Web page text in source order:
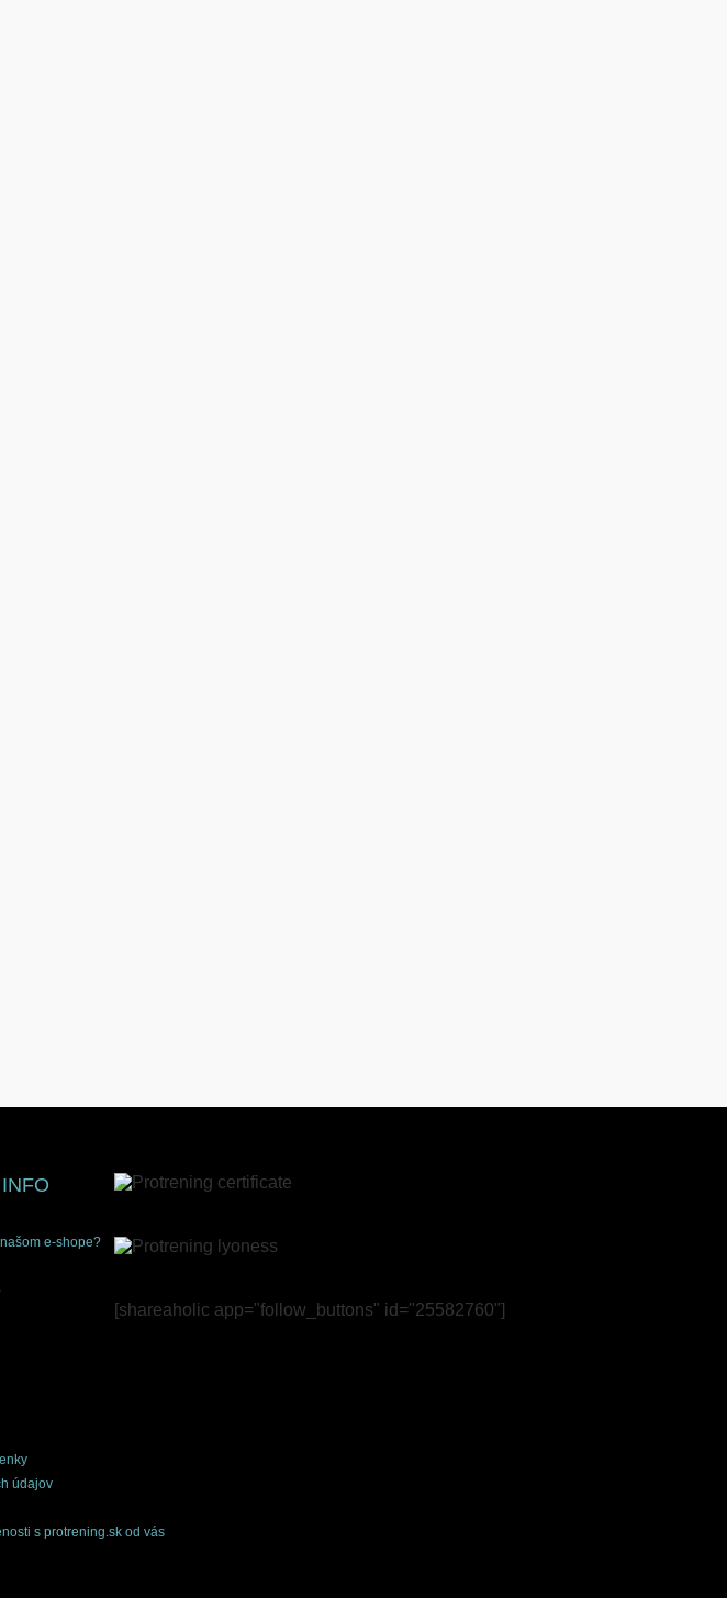
e-shope?
údajov
s protrening.sk od vás
[shareaholic app="follow_buttons" id="25582760"]